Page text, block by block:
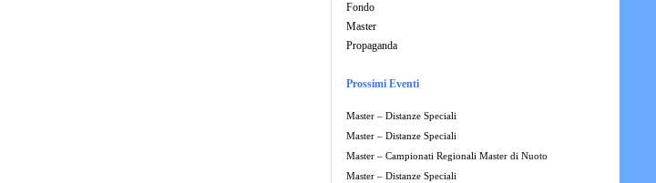
Fondo
Master
Propaganda
Prossimi Eventi
Master – Distanze Speciali
Master – Distanze Speciali
Master – Campionati Regionali Master di Nuoto
Master – Distanze Speciali